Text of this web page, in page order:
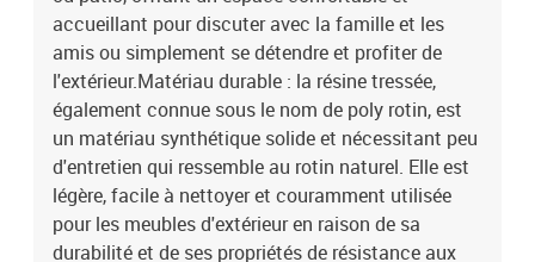
H)Dimension du siège : 55 x 55 cm (l x P)Hauteur du siège à partir
du sol (sans coussin) : 37 cmHauteur des accoudoirs à partir du
sol : 55 cmRepose-pieds :Couleur : noirMatériau : résine tressée,
acier enduit de poudreDimensions : 55 x 55 x 37 cm (l x P x H)Table
:Couleur : noirMatériau : résine tressée, acier enduit de poudre,
bois d'acacia massif avec finition à l'huileDimensions : 100 x 55 x
44/73 cm (L x l x H)Coussin :Couleur : blanc crèmeMatériau de la
couverture : tissu (100 % polyester)Matériau de remplissage du
coussin de siège : mousseMatériau de remplissage du coussin de
dossier : fibre de cotonDimensions du coussin de siège : 55 x 55 x
accueillant pour discuter avec la famille et les
amis ou simplement se détendre et profiter de
l'extérieur.Matériau durable : la résine tressée,
également connue sous le nom de poly rotin, est
un matériau synthétique solide et nécessitant peu
d'entretien qui ressemble au rotin naturel. Elle est
légère, facile à nettoyer et couramment utilisée
pour les meubles d'extérieur en raison de sa
durabilité et de ses propriétés de résistance aux